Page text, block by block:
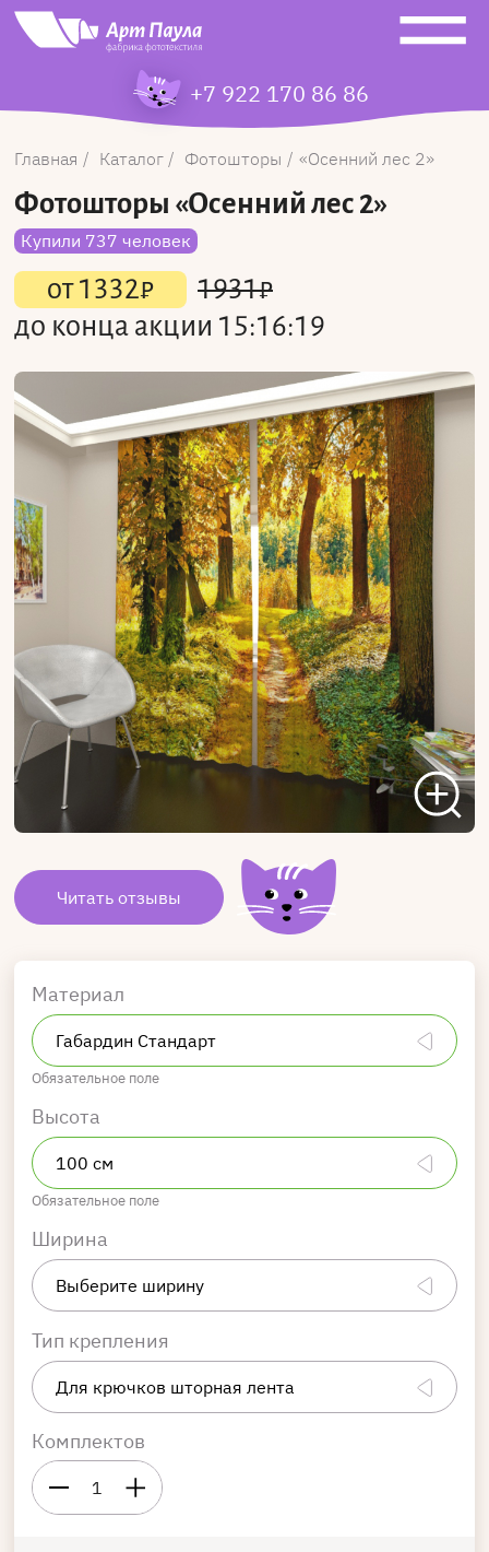
+7 922 170 86 86
Главная Каталог Фотошторы Осенний лес 2
Фотошторы «Осенний лес 2»
Купили 737 человек
от1332₽ 1931₽
до конца акции 15:16:19
Читать отзывы
Материал
Обязательное поле
Высота
Обязательное поле
Ширина
Тип крепления
Комплектов
1